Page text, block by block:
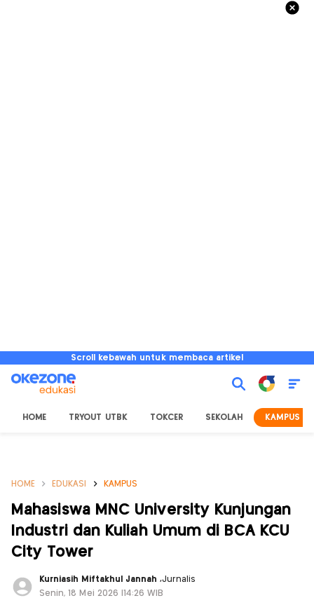
Scroll kebawah untuk membaca artikel
HOME TRYOUT UTBK TOKCER SEKOLAH KAMPUS
HOME EDUKASI KAMPUS
Mahasiswa MNC University Kunjungan
Industri dan Kuliah Umum di BCA KCU
City Tower
Kurniasih Miftakhul Jannah,Jurnalis
Senin, 18 Mei 2026 |14:26 WIB